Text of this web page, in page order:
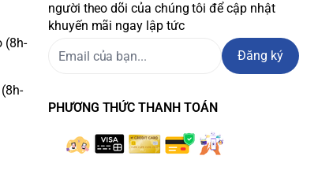
(8h-
người theo dõi của chúng tôi để cập nhật
khuyến mãi ngay lập tức
Đăng ký
PHƯƠNG THỨC THANH TOÁN